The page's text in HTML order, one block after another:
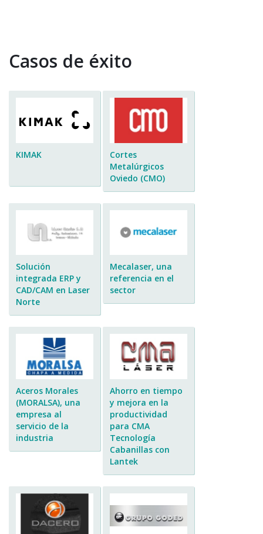
Casos de éxito
KIMAK
Cortes
Metalúrgicos
Oviedo (CMO)
Solución
integrada ERP y
CAD/CAM en Laser
Norte
Mecalaser, una
referencia en el
sector
Aceros Morales
(MORALSA), una
empresa al
servicio de la
industria
Ahorro en tiempo
y mejora en la
productividad
para CMA
Tecnología
Cabanillas con
Lantek